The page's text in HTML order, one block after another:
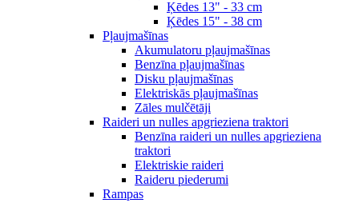
Ķēdes 13" - 33 cm
Ķēdes 15" - 38 cm
Pļaujmašīnas
Akumulatoru pļaujmašīnas
Benzīna pļaujmašīnas
Disku pļaujmašīnas
Elektriskās pļaujmašīnas
Zāles mulčētāji
Raideri un nulles apgrieziena traktori
Benzīna raideri un nulles apgrieziena
traktori
Elektriskie raideri
Raideru piederumi
Rampas